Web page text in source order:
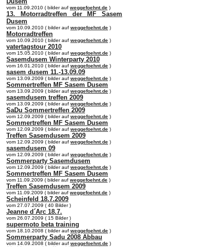
vom 11.09.2010 ( bilder auf weggefoehnt.de )
13. Motorradtreffen der MF Sasem
Dusem
vom 10.09.2010 ( bilder auf weggefoehnt.de )
Motorradtreffen
vom 10.09.2010 ( bilder auf weggefoehnt.de )
vatertagstour 2010
vom 15.05.2010 ( bilder auf weggefoehnt.de )
Sasemdusem Winterparty 2010
vom 16.01.2010 ( bilder auf weggefoehnt.de )
sasem dusem 11.-13.09.09
vom 13.09.2009 ( bilder auf weggefoehnt.de )
Sommertreffen MF Sasem Dusem
vom 13.09.2009 ( bilder auf weggefoehnt.de )
sasemdusem treffen 2009
vom 13.09.2009 ( bilder auf weggefoehnt.de )
SaDu Sommertreffen 2009
vom 12.09.2009 ( bilder auf weggefoehnt.de )
Sommertreffen MF Sasem Dusem
vom 12.09.2009 ( bilder auf weggefoehnt.de )
Treffen Sasemdusem 2009
vom 12.09.2009 ( bilder auf weggefoehnt.de )
sasemdusem 09
vom 12.09.2009 ( bilder auf weggefoehnt.de )
Sommerparty Sasemdusem
vom 12.09.2009 ( bilder auf weggefoehnt.de )
Sommertreffen MF Sasem Dusem
vom 11.09.2009 ( bilder auf weggefoehnt.de )
Treffen Sasemdusem 2009
vom 11.09.2009 ( bilder auf weggefoehnt.de )
Scheinfeld 18.7.2009
vom 27.07.2009 ( 40 Bilder )
Jeanne d´Arc 18.7.
vom 26.07.2009 ( 15 Bilder )
supermoto beta training
vom 18.10.2008 ( bilder auf weggefoehnt.de )
Sommerparty Sadu 2008 Abbau
vom 14.09.2008 ( bilder auf weggefoehnt.de )